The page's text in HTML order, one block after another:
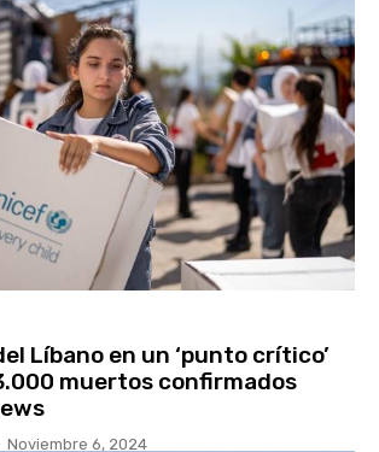
Líbano en un ‘punto crítico’
muertos confirmados
Noviembre 6, 2024